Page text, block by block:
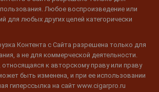
пользования. Любое воспроизведение или
для любых других целей категорически
Контента с Сайта разрешена только для
а не для коммерческой деятельности.
к авторскому праву или праву
быть изменена, и при ее использовании
гиперссылка на сайт www.cigarpro.ru